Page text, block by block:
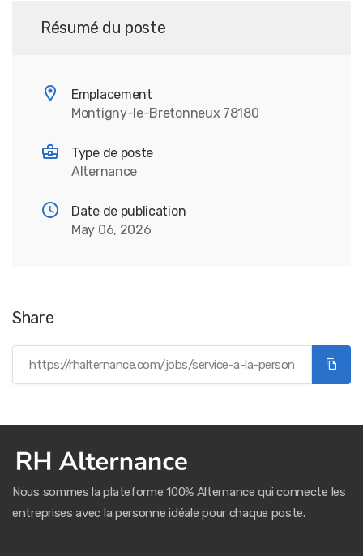
Résumé du poste
Emplacement
Montigny-le-Bretonneux 78180
Type de poste
Alternance
Date de publication
May 06, 2026
Share
Nous sommes la plateforme 100% Alternance qui connecte les
entreprises avec la personne idéale pour chaque poste.